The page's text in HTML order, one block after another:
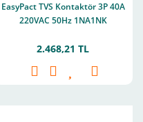
EasyPact TVS Kontaktör 3P 40A
220VAC 50Hz 1NA1NK
2.468,21 TL